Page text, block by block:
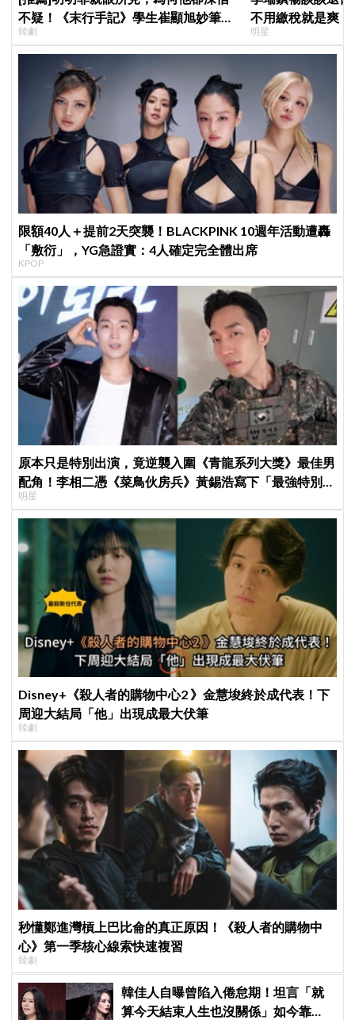
不疑！《末行手記》學生崔顯旭妙筆生
花讓老師崔岷植一步步深陷
韓劇
不用繳稅就是爽
明星
限額40人＋提前2天突襲！BLACKPINK 10週年活動遭轟
「敷衍」，YG急證實：4人確定完全體出席
KPOP
原本只是特別出演，竟逆襲入圍《青龍系列大獎》最佳男
配角！李相二憑《菜鳥伙房兵》黃錫浩寫下「最強特別出
演」傳奇
明星
Disney+《殺人者的購物中心2 》金慧埈終於成代表！下
周迎大結局「他」出現成最大伏筆
韓劇
秒懂鄭進灣槓上巴比侖的真正原因！《殺人者的購物中
心》第一季核心線索快速複習
韓劇
韓佳人自曝曾陷入倦怠期！坦言「就
算今天結束人生也沒關係」如今靠